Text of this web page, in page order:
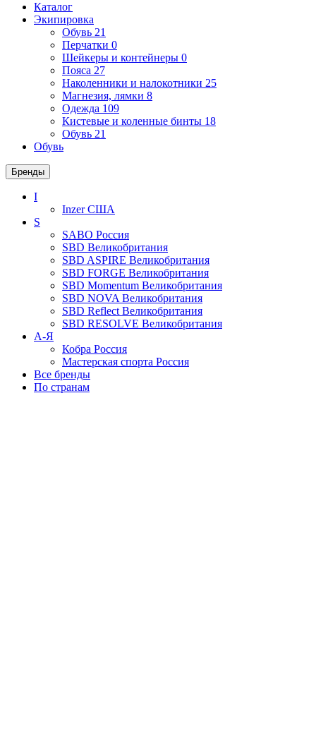
Каталог
Экипировка
Обувь 21
Перчатки 0
Шейкеры и контейнеры 0
Пояса 27
Наколенники и налокотники 25
Магнезия, лямки 8
Одежда 109
Кистевые и коленные бинты 18
Обувь 21
Обувь
Бренды
I
InzerСША
S
SABO Россия
SBD Великобритания
SBD ASPIRE Великобритания
SBD FORGE Великобритания
SBD Momentum Великобритания
SBD NOVA Великобритания
SBD Reflect Великобритания
SBD RESOLVE Великобритания
А-Я
Кобра Россия
Мастерская спорта Россия
Все бренды
По странам